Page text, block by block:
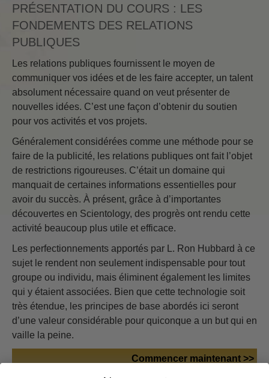
PRÉSENTATION DU COURS : LES
FONDEMENTS DES RELATIONS
PUBLIQUES
Les relations publiques fournissent le moyen de
communiquer vos idées et de les faire accepter, un talent
absolument nécessaire quand on veut présenter de
nouvelles idées. C’est une façon d’obtenir du soutien
pour vos activités et vos projets.
Généralement considérées comme une méthode pour se
faire de la publicité, les relations publiques ont fait l’objet
de restrictions rigoureuses. C’était un domaine qui
manquait de certaines informations essentielles pour
avoir du succès. À présent, grâce à d’importantes
découvertes en Scientology, des progrès ont rendu cette
activité beaucoup plus utile et efficace.
Les perfectionnements apportés par L. Ron Hubbard à ce
sujet le rendent non seulement indispensable pour tout
groupe ou individu, mais éliminent également les limites
qui y étaient associées. Bien que cette technologie soit
très étendue, les principes de base abordés ici seront
d’une valeur considérable pour quiconque a un but qui en
vaille la peine.
Commencer maintenant >>